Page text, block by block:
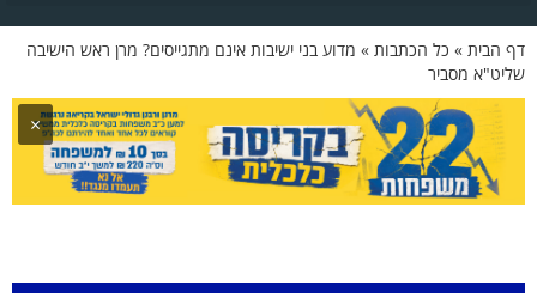
הבית»כל הכתבות»מדוע בני ישיבות אינם מתגייסים? מרן ראש הישיבה
מסביר
×